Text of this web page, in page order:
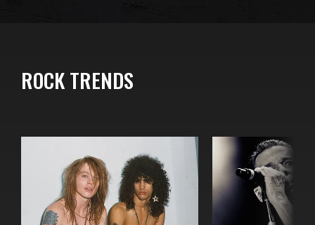
ROCK TRENDS